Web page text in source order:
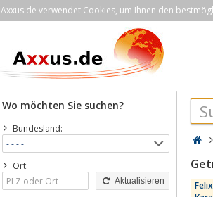
Axxus.de verwendet Cookies, um Ihnen den
Wo möchten Sie suchen?
Bundesland:
Ort:
Aktualisieren